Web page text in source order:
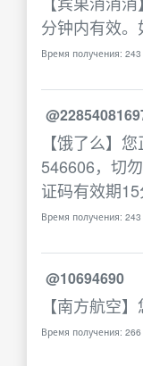
分钟内有效。
Время получения:
【饿了么】
546606，切
证码有效期15
Время получения:
@10694690
【南方航空
Время получения: